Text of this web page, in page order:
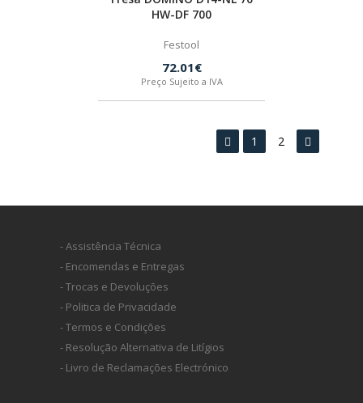
HW-DF 700
Festool
72.01€
Preço Sujeito a IVA
1 2
- Assistência Técnica
- Encomendas e Entregas
- Trocas e Devoluções
- Politica de Privacidade
- Termos e Condições
- Resolução Alternativa de Litígios
- Livro de Reclamações Electrónico